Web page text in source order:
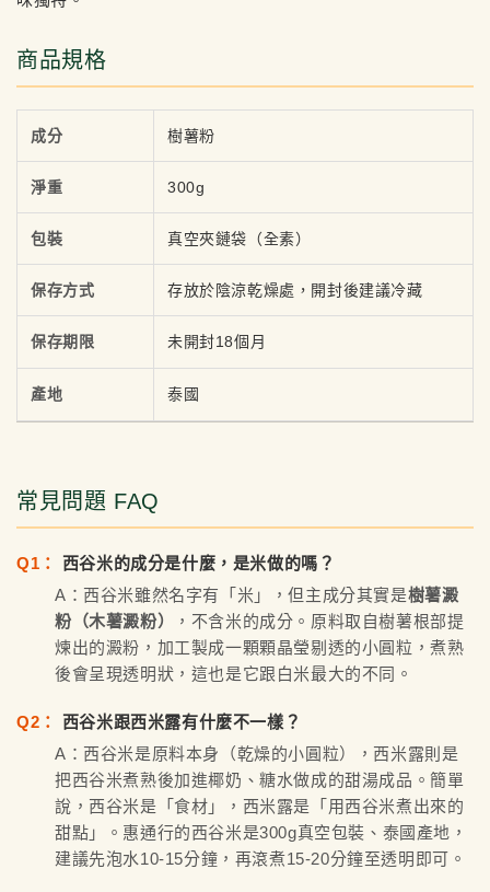
商品規格
成分 樹薯粉
淨重 300g
包裝 真空夾鏈袋（全素）
保存方式 存放於陰涼乾燥處，開封後建議冷藏
保存期限 未開封18個月
產地 泰國
常見問題 FAQ
Q1：
西谷米的成分是什麼，是米做的嗎？
A：西谷米雖然名字有「米」，但主成分其實是樹薯澱
粉（木薯澱粉）
，不含米的成分。原料取自樹薯根部提
煉出的澱粉，加工製成一顆顆晶瑩剔透的小圓粒，煮熟
後會呈現透明狀，這也是它跟白米最大的不同。
Q2：
西谷米跟西米露有什麼不一樣？
A：西谷米是原料本身（乾燥的小圓粒），西米露則是
把西谷米煮熟後加進椰奶、糖水做成的甜湯成品。簡單
說，西谷米是「食材」，西米露是「用西谷米煮出來的
甜點」。惠通行的西谷米是300g真空包裝、泰國產地，
建議先泡水10-15分鐘，再滾煮15-20分鐘至透明即可。